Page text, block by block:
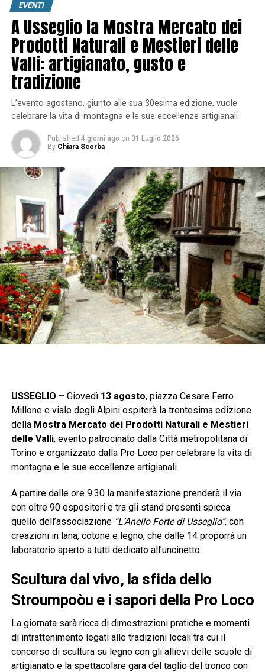
EVENTI
A Usseglio la Mostra Mercato dei
Prodotti Naturali e Mestieri delle
Valli: artigianato, gusto e
tradizione
L’evento agostano, giunto alle sua 30esima edizione, vuole
celebrare la vita di montagna e le sue eccellenze artigianali
Published 4 giorni ago on 31 Luglio 2026
By Chiara Scerba
USSEGLIO – Giovedì 13 agosto, piazza Cesare Ferro
Millone e viale degli Alpini ospiterà la trentesima edizione
della Mostra Mercato dei Prodotti Naturali e Mestieri
delle Valli, evento patrocinato dalla Città metropolitana di
Torino e organizzato dalla Pro Loco per celebrare la vita di
montagna e le sue eccellenze artigianali.
A partire dalle ore 9:30 la manifestazione prenderà il via
con oltre 90 espositori e tra gli stand presenti spicca
quello dell’associazione “L’Anello Forte di Usseglio”, con
creazioni in lana, cotone e legno, che dalle 14 proporrà un
laboratorio aperto a tutti dedicato all’uncinetto.
Scultura dal vivo, la sfida dello
Stroumpoòu e i sapori della Pro Loco
La giornata sarà ricca di dimostrazioni pratiche e momenti
di intrattenimento legati alle tradizioni locali tra cui il
concorso di scultura su legno con gli allievi delle scuole di
artigianato e la spettacolare gara del taglio del tronco con